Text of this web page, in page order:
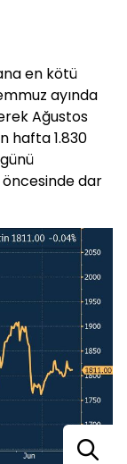
en kötü
ayında
Ağustos
hafta 1.830
öncesinde dar